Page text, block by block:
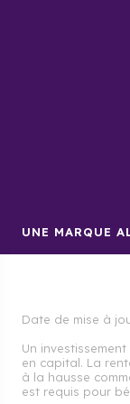
UNE MARQUE
Date de mise à
Un
en capital. La
à la hausse
est requis pour